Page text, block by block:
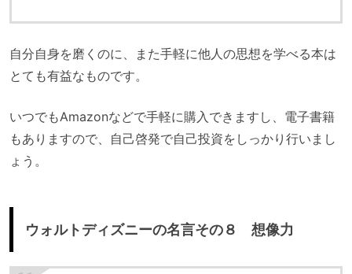
自分自身を磨くのに、また手軽に他人の思想を学べる本は
とても有益なものです。
いつでもAmazonなどで手軽に購入できますし、電子書籍
もありますので、自己啓発で自己投資をしっかり行いまし
ょう。
ウォルトディズニーの名言その８ 想像力